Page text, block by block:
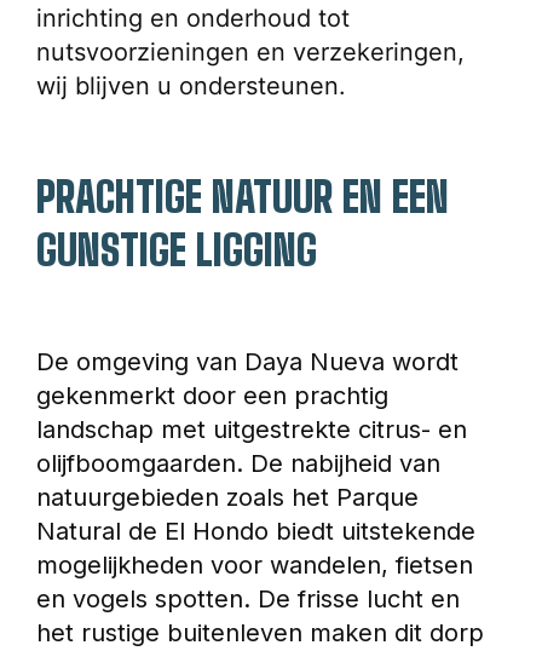
inrichting en onderhoud tot
nutsvoorzieningen en verzekeringen,
wij blijven u ondersteunen.
PRACHTIGE NATUUR EN EEN
GUNSTIGE LIGGING
De omgeving van Daya Nueva wordt
gekenmerkt door een prachtig
landschap met uitgestrekte citrus- en
olijfboomgaarden. De nabijheid van
natuurgebieden zoals het Parque
Natural de El Hondo biedt uitstekende
mogelijkheden voor wandelen, fietsen
en vogels spotten. De frisse lucht en
het rustige buitenleven maken dit dorp